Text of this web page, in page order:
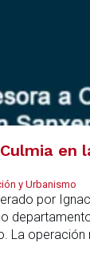
en
y Urbanismo
por
La